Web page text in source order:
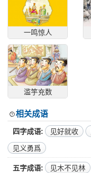
一鸣惊人
滥竽充数
相关成语
四字成语 见好就收
见义勇爲
五字成语 见木不见林